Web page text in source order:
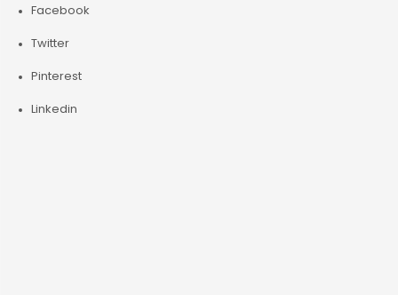
Facebook
Twitter
Pinterest
Linkedin